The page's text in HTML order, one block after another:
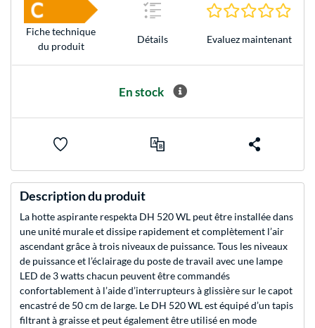
Fiche technique
du produit
Détails Evaluez maintenant
En stock
Description du produit
La hotte aspirante respekta DH 520 WL peut être installée dans
une unité murale et dissipe rapidement et complètement l’air
ascendant grâce à trois niveaux de puissance. Tous les niveaux
de puissance et l’éclairage du poste de travail avec une lampe
LED de 3 watts chacun peuvent être commandés
confortablement à l’aide d’interrupteurs à glissière sur le capot
encastré de 50 cm de large. Le DH 520 WL est équipé d’un tapis
filtrant à graisse et peut également être utilisé en mode